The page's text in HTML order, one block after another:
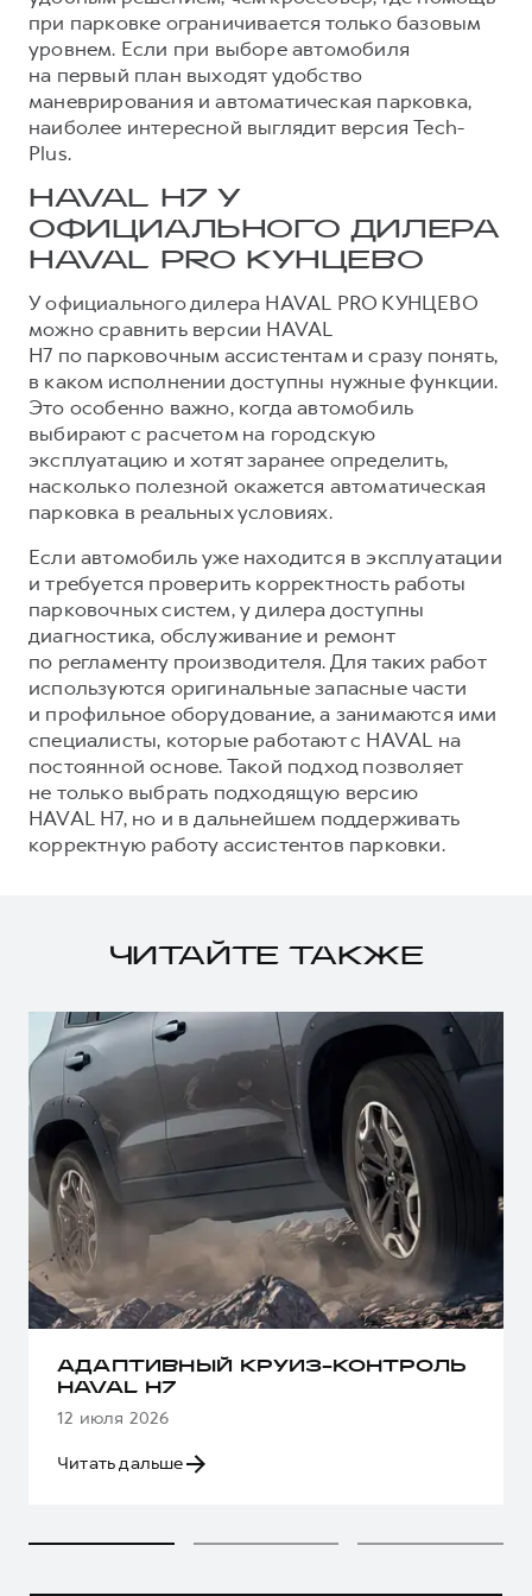
при парковке ограничивается только базовым
уровнем. Если при выборе автомобиля
на первый план выходят удобство
маневрирования и автоматическая парковка,
наиболее интересной выглядит версия Tech-
Plus.
HAVAL H7 У
ОФИЦИАЛЬНОГО ДИЛЕРА
HAVAL PRO КУНЦЕВО
У официального дилера HAVAL PRO КУНЦЕВО
можно сравнить версии HAVAL
H7 по парковочным ассистентам и сразу понять,
в каком исполнении доступны нужные функции.
Это особенно важно, когда автомобиль
выбирают с расчетом на городскую
эксплуатацию и хотят заранее определить,
насколько полезной окажется автоматическая
парковка в реальных условиях.
Если автомобиль уже находится в эксплуатации
и требуется проверить корректность работы
парковочных систем, у дилера доступны
диагностика, обслуживание и ремонт
по регламенту производителя. Для таких работ
используются оригинальные запасные части
и профильное оборудование, а занимаются ими
специалисты, которые работают с HAVAL на
постоянной основе. Такой подход позволяет
не только выбрать подходящую версию
HAVAL H7, но и в дальнейшем поддерживать
корректную работу ассистентов парковки.
ЧИТАЙТЕ ТАКЖЕ
АДАПТИВНЫЙ КРУИЗ-КОНТРОЛЬ
HAVAL H7
12 июля 2026
Читать дальше